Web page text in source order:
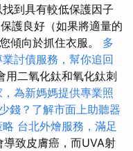
到具有較低保護因子
護良好（如果將適量的
傾向於抓住衣服。 多
業討債服務，幫你追回
用二氧化鈦和氧化鈦刺
為新媽媽提供專業照
錢？了解市面上助聽器
台北外燴服務，滿足
導致皮膚癌，而UVA射